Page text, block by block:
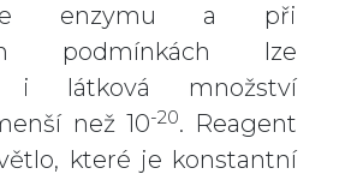
enzymu a při
podmínkách lze
i látková množství
než 10-20. Reagent
které je konstantní